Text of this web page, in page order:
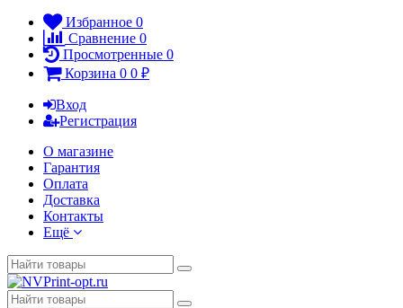
Избранное 0
Сравнение 0
Просмотренные 0
Корзина 0 0 ₽
Вход
Регистрация
О магазине
Гарантия
Оплата
Доставка
Контакты
Ещё